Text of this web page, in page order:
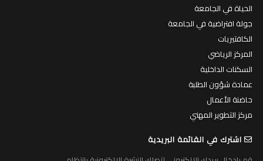
الحياة في الجامعة
جولة افتراضية في الجامعة
الكافتيريات
المركز الرياضي
السكنات الداخلية
عمادة شؤون الطلبة
حاضنة الأعمال
مركز التطوير المهني
اشترك في القائمة البريدية